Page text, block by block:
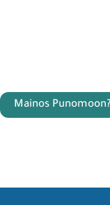
Mainos